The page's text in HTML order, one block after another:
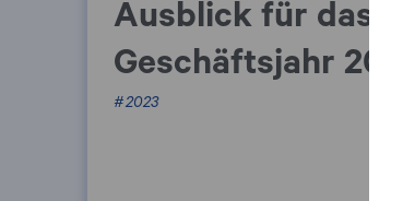
Ausblick für das
Geschäftsjahr 2022
2023